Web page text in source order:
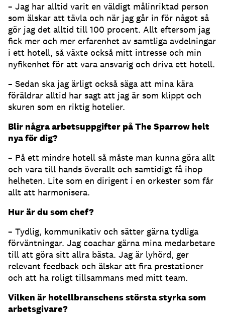
– Jag har alltid varit en väldigt målinriktad person
som älskar att tävla och när jag går in för något så
gör jag det alltid till 100 procent. Allt eftersom jag
fick mer och mer erfarenhet av samtliga avdelningar
i ett hotell, så växte också mitt intresse och min
nyfikenhet för att vara ansvarig och driva ett hotell.
– Sedan ska jag ärligt också säga att mina kära
föräldrar alltid har sagt att jag är som klippt och
skuren som en riktig hotelier.
Blir några arbetsuppgifter på The Sparrow helt
nya för dig?
– På ett mindre hotell så måste man kunna göra allt
och vara till hands överallt och samtidigt få ihop
helheten. Lite som en dirigent i en orkester som får
allt att harmonisera.
Hur är du som chef?
– Tydlig, kommunikativ och sätter gärna tydliga
förväntningar. Jag coachar gärna mina medarbetare
till att göra sitt allra bästa. Jag är lyhörd, ger
relevant feedback och älskar att fira prestationer
och att ha roligt tillsammans med mitt team.
Vilken är hotellbranschens största styrka som
arbetsgivare?